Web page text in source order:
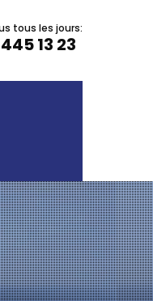
tous les jours:
13 23